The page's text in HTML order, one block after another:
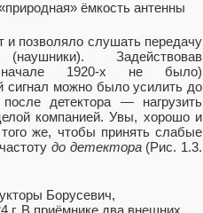
ёмкость антенны
и позволяло слушать передачу
Задействовав
1920-х не было)
можно было усилить до
детектора — нагрузить
компанией. Увы, хорошо и
же, чтобы принять слабые
до детектора(Рис. 1.3.